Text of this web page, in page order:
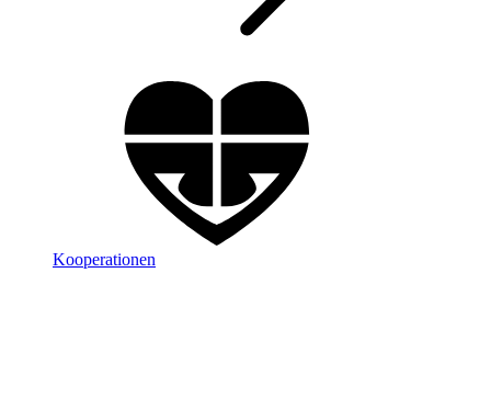
Kooperationen